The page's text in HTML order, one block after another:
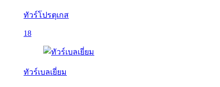
ทัวร์โปรตุเกส
18
ทัวร์เบลเยี่ยม